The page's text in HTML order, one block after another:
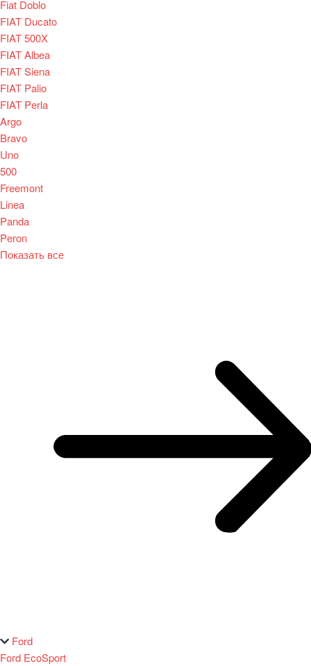
Fiat Doblo
FIAT Ducato
FIAT 500X
FIAT Albea
FIAT Siena
FIAT Palio
FIAT Perla
Argo
Bravo
Uno
500
Freemont
Linea
Panda
Peron
Показать все
Ford
Ford EcoSport